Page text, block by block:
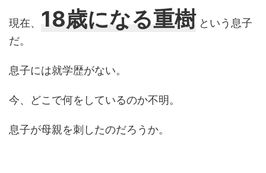
現在、 18歳になる重樹 という息子
だ。
息子には就学歴がない。
今、どこで何をしているのか不明。
息子が母親を刺したのだろうか。